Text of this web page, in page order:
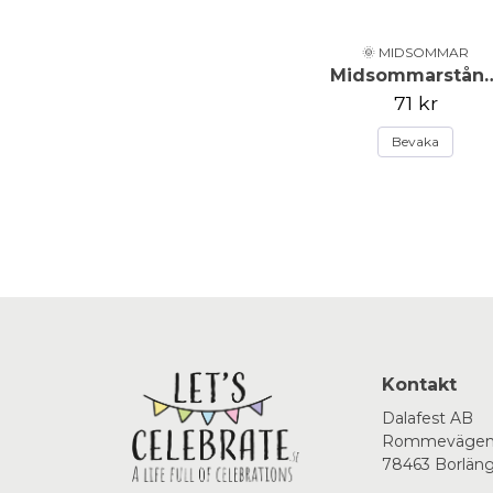
🌞 MIDSOMMAR
71 kr
Bevaka
Kontakt
Dalafest AB
78463